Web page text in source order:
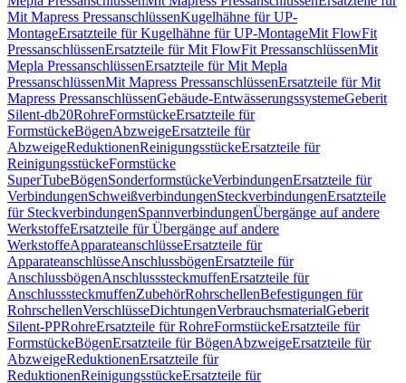
Mit Mapress PressanschlüssenKugelhähne für UP-
MontageErsatzteile für Kugelhähne für UP-MontageMit FlowFit
PressanschlüssenErsatzteile für Mit FlowFit PressanschlüssenMit
Mepla PressanschlüssenErsatzteile für Mit Mepla
PressanschlüssenMit Mapress PressanschlüssenErsatzteile für Mit
Mapress PressanschlüssenGebäude-EntwässerungssystemeGeberit
Silent-db20RohreFormstückeErsatzteile für
FormstückeBögenAbzweigeErsatzteile für
AbzweigeReduktionenReinigungsstückeErsatzteile für
ReinigungsstückeFormstücke
SuperTubeBögenSonderformstückeVerbindungenErsatzteile für
VerbindungenSchweißverbindungenSteckverbindungenErsatzteile
für SteckverbindungenSpannverbindungenÜbergänge auf andere
WerkstoffeErsatzteile für Übergänge auf andere
WerkstoffeApparateanschlüsseErsatzteile für
ApparateanschlüsseAnschlussbögenErsatzteile für
AnschlussbögenAnschlusssteckmuffenErsatzteile für
AnschlusssteckmuffenZubehörRohrschellenBefestigungen für
RohrschellenVerschlüsseDichtungenVerbrauchsmaterialGeberit
Silent-PPRohreErsatzteile für RohreFormstückeErsatzteile für
FormstückeBögenErsatzteile für BögenAbzweigeErsatzteile für
AbzweigeReduktionenErsatzteile für
ReduktionenReinigungsstückeErsatzteile für